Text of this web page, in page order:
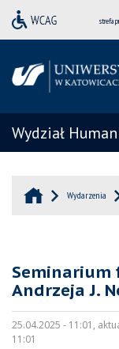
strefa
Wydział
Wydarzenia
Seminarium
Andrzeja J.
25.04.2025 - 11:01,
11:01